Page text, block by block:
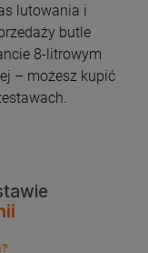
lutowania i
butle
8-litrowym
– możesz kupić